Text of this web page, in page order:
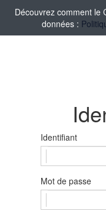
Découvrez comment le
données :
Identifiant
Mot de passe